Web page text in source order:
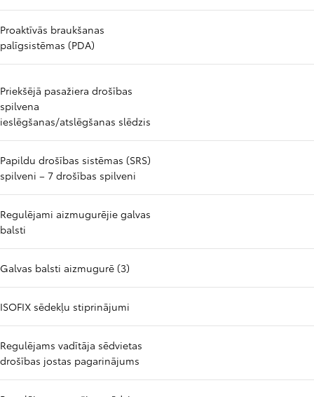
Proaktīvās braukšanas
palīgsistēmas (PDA)
Priekšējā pasažiera drošības
spilvena
ieslēgšanas/atslēgšanas slēdzis
Papildu drošības sistēmas (SRS)
spilveni – 7 drošības spilveni
Regulējami aizmugurējie galvas
balsti
Galvas balsti aizmugurē (3)
ISOFIX sēdekļu stiprinājumi
Regulējams vadītāja sēdvietas
drošības jostas pagarinājums